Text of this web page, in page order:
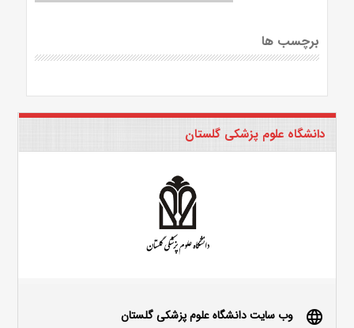
برچسب ها
دانشگاه علوم پزشکی گلستان
language وب سایت دانشگاه علوم پزشکی گلستان